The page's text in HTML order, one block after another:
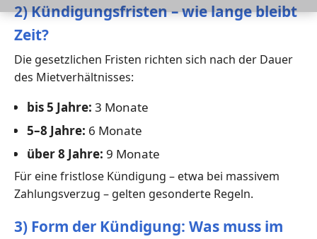
2) Kündigungsfristen – wie lange bleibt
Zeit?
Die gesetzlichen Fristen richten sich nach der Dauer
des Mietverhältnisses:
bis 5 Jahre: 3 Monate
5–8 Jahre: 6 Monate
über 8 Jahre: 9 Monate
Für eine fristlose Kündigung – etwa bei massivem
Zahlungsverzug – gelten gesonderte Regeln.
3) Form der Kündigung: Was muss im